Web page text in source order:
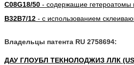
C08G18/50- содержащие гетероатомы
B32B7/12- с использованием
Владельцы патента RU 2758694:
ДАУ ГЛОУБЛ ТЕКНОЛОДЖИЗ ЛЛК